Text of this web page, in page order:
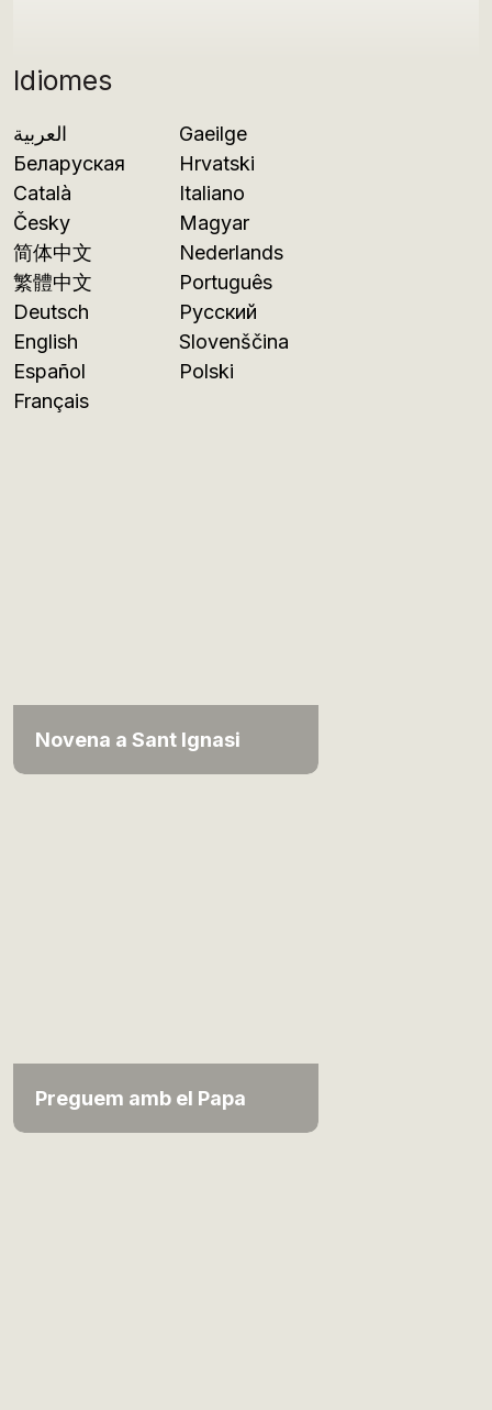
Idiomes
العربية
Беларуская
Català
Česky
简体中文
繁體中文
Deutsch
English
Español
Français
Gaeilge
Hrvatski
Italiano
Magyar
Nederlands
Português
Русский
Slovenščina
Polski
Novena a Sant Ignasi
Preguem amb el Papa